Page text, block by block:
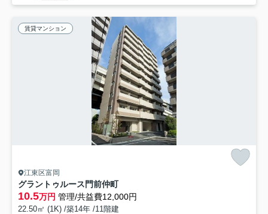
賃貸マンション
江東区富岡
グラントゥルース門前仲町
10.5万円 管理/共益費12,000円
22.50㎡ (1K) /築14年 /11階建